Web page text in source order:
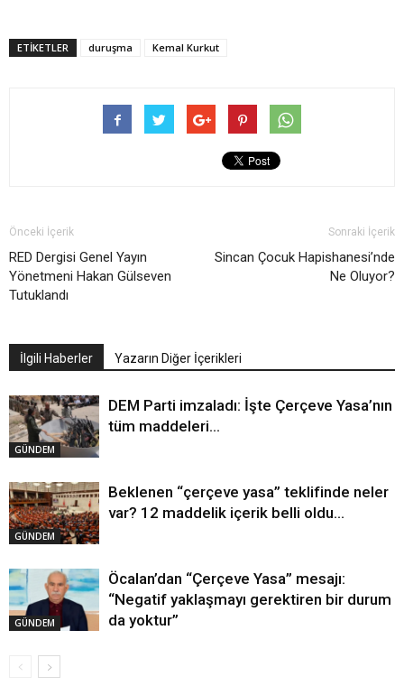
ETIKETLER duruşma Kemal Kurkut
Önceki İçerik
RED Dergisi Genel Yayın
Yönetmeni Hakan Gülseven
Tutuklandı
Sonraki İçerik
Sincan Çocuk Hapishanesi’nde
Ne Oluyor?
İlgili Haberler Yazarın Diğer İçerikleri
GÜNDEM
DEM Parti imzaladı: İşte Çerçeve Yasa’nın
tüm maddeleri…
GÜNDEM
Beklenen “çerçeve yasa” teklifinde neler
var? 12 maddelik içerik belli oldu…
GÜNDEM
Öcalan’dan “Çerçeve Yasa” mesajı:
“Negatif yaklaşmayı gerektiren bir durum
da yoktur”